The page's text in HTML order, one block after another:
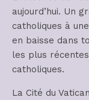
aujourd’hui. Un
catholiques à
en baisse dans
les plus
catholiques.
La Cité du